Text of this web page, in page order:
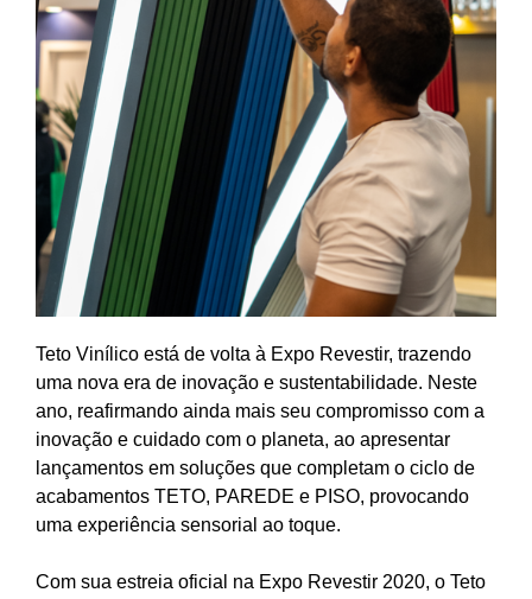
Teto Vinílico está de volta à Expo Revestir, trazendo
uma nova era de inovação e sustentabilidade. Neste
ano, reafirmando ainda mais seu compromisso com a
inovação e cuidado com o planeta, ao apresentar
lançamentos em soluções que completam o ciclo de
acabamentos TETO, PAREDE e PISO, provocando
uma experiência sensorial ao toque.
Com sua estreia oficial na Expo Revestir 2020, o Teto